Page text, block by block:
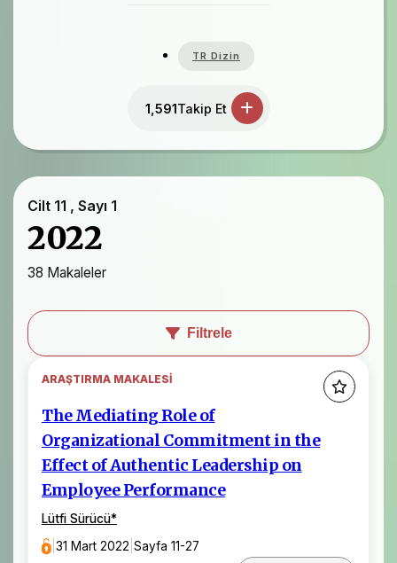
TR Dizin
1,591Takip Et
Cilt 11 , Sayı 1
2022
38 Makaleler
Filtrele
ARAŞTIRMA MAKALESI
The Mediating Role of
Organizational Commitment in the
Effect of Authentic Leadership on
Employee Performance
Lütfi Sürücü*
|31 Mart 2022 |Sayfa 11-27